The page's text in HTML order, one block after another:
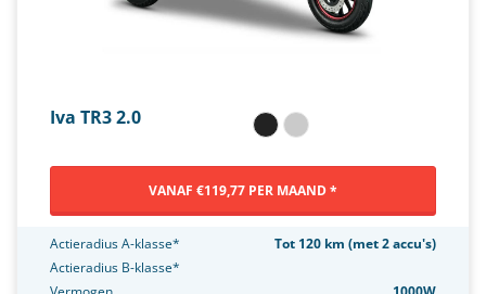
Iva TR3 2.0
VANAF €119,77 PER MAAND *
Actieradius A-klasse*
Tot 120 km (met 2 accu's)
Actieradius B-klasse*